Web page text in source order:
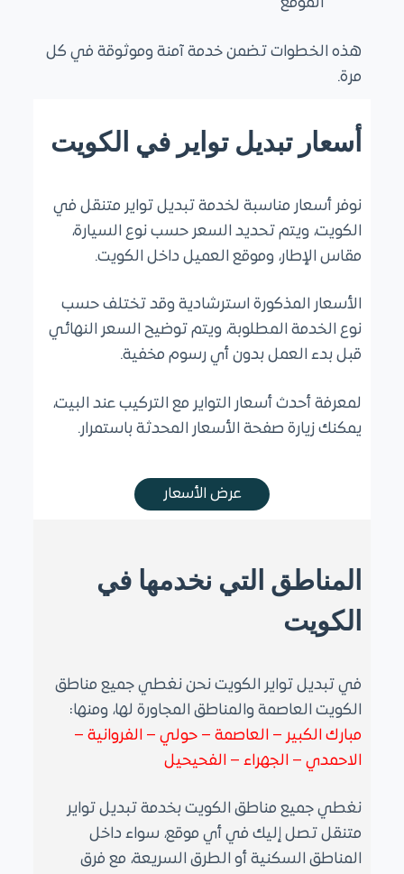
الموقع
هذه الخطوات تضمن خدمة آمنة وموثوقة في كل
مرة.
أسعار تبديل تواير في الكويت
نوفر أسعار مناسبة لخدمة تبديل تواير متنقل في
الكويت، ويتم تحديد السعر حسب نوع السيارة،
مقاس الإطار، وموقع العميل داخل الكويت.
الأسعار المذكورة استرشادية وقد تختلف حسب
نوع الخدمة المطلوبة، ويتم توضيح السعر النهائي
قبل بدء العمل بدون أي رسوم مخفية.
لمعرفة أحدث أسعار التواير مع التركيب عند البيت،
يمكنك زيارة صفحة الأسعار المحدثة باستمرار.
عرض الأسعار
المناطق التي نخدمها في
الكويت
في تبديل تواير الكويت نحن نغطي جميع مناطق
الكويت العاصمة والمناطق المجاورة لها، ومنها:
مبارك الكبير – العاصمة – حولي – الفروانية –
الاحمدي – الجهراء – الفحيحيل
نغطي جميع مناطق الكويت بخدمة تبديل تواير
متنقل تصل إليك في أي موقع، سواء داخل
المناطق السكنية أو الطرق السريعة، مع فرق